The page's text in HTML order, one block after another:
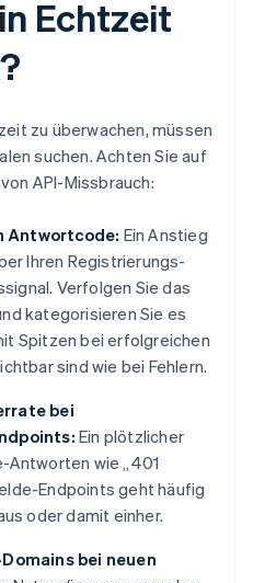
Echtzeit
zu überwachen, müssen
suchen. Achten Sie auf
API-Missbrauch:
Antwortcode: Ein Anstieg
Ihren Registrierungs-
Verfolgen Sie das
kategorisieren Sie es
Spitzen bei erfolgreichen
sind wie bei Fehlern.
bei
Ein plötzlicher
Antworten wie „401
Endpoints geht häufig
oder damit einher.
bei neuen